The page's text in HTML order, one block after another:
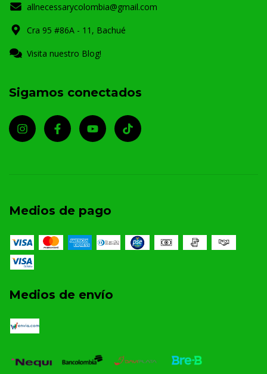
allnecessarycolombia@gmail.com
Cra 95 #86A - 11, Bachué
Visita nuestro Blog!
Sigamos conectados
Medios de pago
Medios de envío